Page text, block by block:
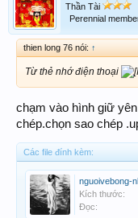
Thần Tài
Perennial
thien long 76 nói: ↑
Từ thẻ nhớ điện thoại
chạm vào hình giữ
chép.chọn sao chép
Các file đính kèm:
nguoivebong-
Kích thước:
Đọc: